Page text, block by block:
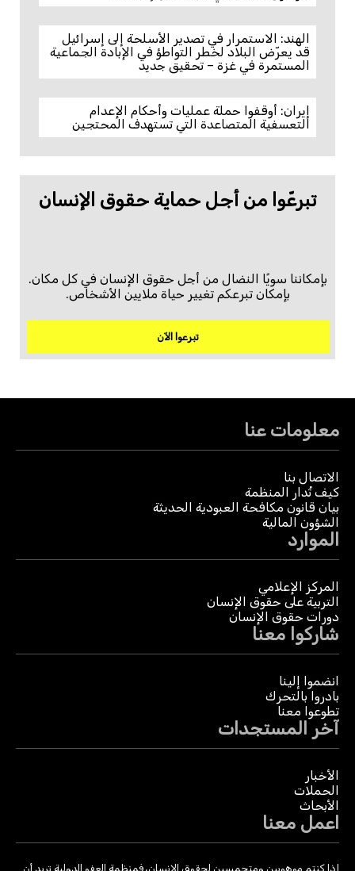
الهند: الاستمرار في تصدير الأسلحة إلى إسرائيل
قد يعرّض البلاد لخطر التواطؤ في الإبادة الجماعية
المستمرة في غزة – تحقيق جديد
إيران: أوقفوا حملة عمليات وأحكام الإعدام
التعسفية المتصاعدة التي تستهدف المحتجين
تبرعّوا من أجل حماية حقوق الإنسان
بإمكاننا سويًا النضال من أجل حقوق الإنسان في كل مكان.
بإمكان تبرعكم تغيير حياة ملايين الأشخاص.
تبرعوا الآن
معلومات عنا
الاتصال بنا
كيف تُدار المنظمة
بيان قانون مكافحة العبودية الحديثة
الشؤون المالية
الموارد
المركز الإعلامي
التربية على حقوق الإنسان
دورات حقوق الإنسان
شاركوا معنا
انضموا إلينا
بادروا بالتحرك
تطوعوا معنا
آخر المستجدات
الأخبار
الحملات
الأبحاث
اعمل معنا
إذا كنتم موهوبين ومتحمسين لحقوق الإنسان، فمنظمة العفو الدولية تريد أن